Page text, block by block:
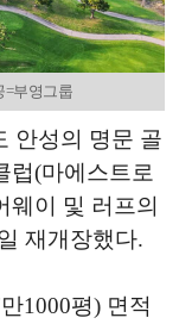
=부영그룹
안성의 명문 골
럽(마에스트로
웨이 및 러프의
재개장했다.
1000평) 면적